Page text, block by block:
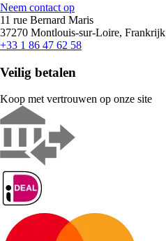
Neem contact op
11 rue Bernard Maris
37270 Montlouis-sur-Loire, Frankrijk
+33 1 86 47 62 58
Veilig betalen
Koop met vertrouwen op onze site